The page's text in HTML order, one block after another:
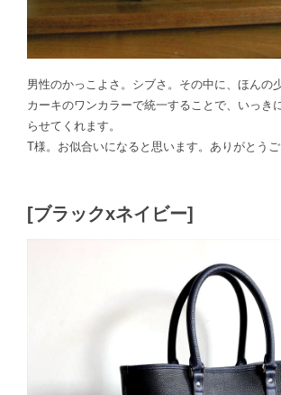
男性のかっこよさ。シブさ。その中に、ほんの
カーキのワンカラーで統一することで、いっき
らせてくれます。
T様。お似合いになると思います。ありがとうご
[ブラックxネイビー]